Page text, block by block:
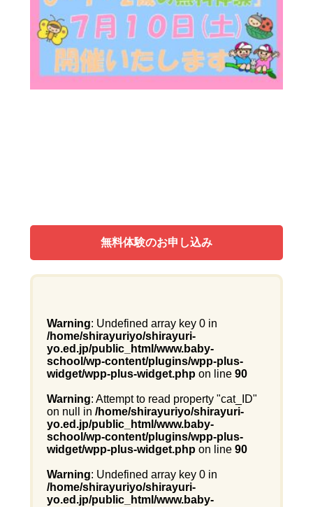
無料体験のお申し込み
Warning: Undefined array key 0 in
/home/shirayuriyo/shirayuri-
yo.ed.jp/public_html/www.baby-
school/wp-content/plugins/wpp-plus-
widget/wpp-plus-widget.phpon line 90
Warning: Attempt to read property "cat_ID"
on null in /home/shirayuriyo/shirayuri-
yo.ed.jp/public_html/www.baby-
school/wp-content/plugins/wpp-plus-
widget/wpp-plus-widget.phpon line 90
Warning: Undefined array key 0 in
/home/shirayuriyo/shirayuri-
yo.ed.jp/public_html/www.baby-